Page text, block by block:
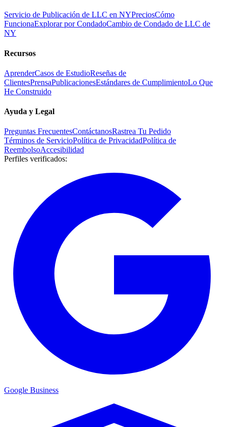
Servicio de Publicación de LLC en NYPreciosCómo
FuncionaExplorar por CondadoCambio de Condado de LLC de
NY
Recursos
AprenderCasos de EstudioReseñas de
ClientesPrensaPublicacionesEstándares de CumplimientoLo Que
He Construido
Ayuda y Legal
Preguntas FrecuentesContáctanosRastrea Tu Pedido
Términos de ServicioPolítica de PrivacidadPolítica de
ReembolsoAccesibilidad
Perfiles verificados:
Google Business